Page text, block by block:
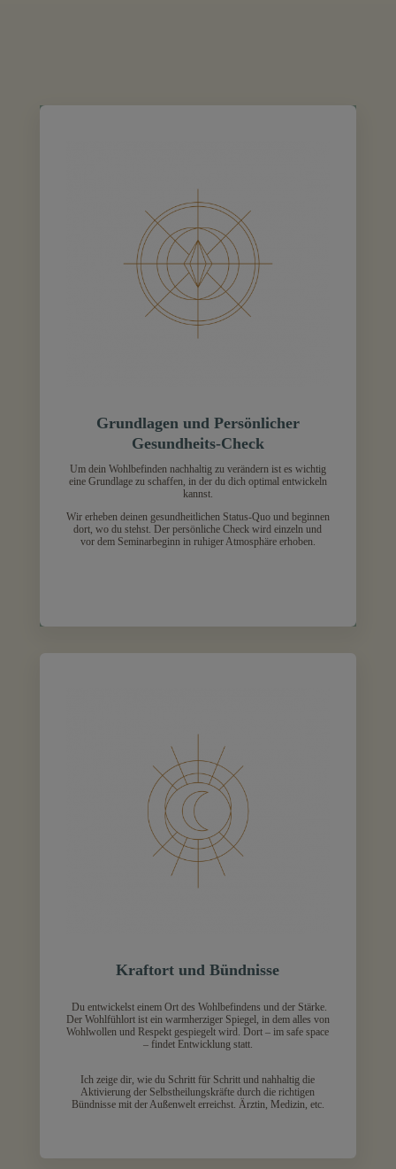
Grundlagen und Persönlicher
Gesundheits-Check
Um dein Wohlbefinden nachhaltig zu verändern ist es wichtig
eine Grundlage zu schaffen, in der du dich optimal entwickeln
kannst.
Wir erheben deinen gesundheitlichen Status-Quo und beginnen
dort, wo du stehst. Der persönliche Check wird einzeln und
vor dem Seminarbeginn in ruhiger Atmosphäre erhoben.
Kraftort und Bündnisse
Du entwickelst einem Ort des Wohlbefindens und der Stärke.
Der Wohlfühlort ist ein warmherziger Spiegel, in dem alles von
Wohlwollen und Respekt gespiegelt wird. Dort – im safe space
– findet Entwicklung statt.
Ich zeige dir, wie du Schritt für Schritt und nahhaltig die
Aktivierung der Selbstheilungskräfte durch die richtigen
Bündnisse mit der Außenwelt erreichst. Ärztin, Medizin, etc.